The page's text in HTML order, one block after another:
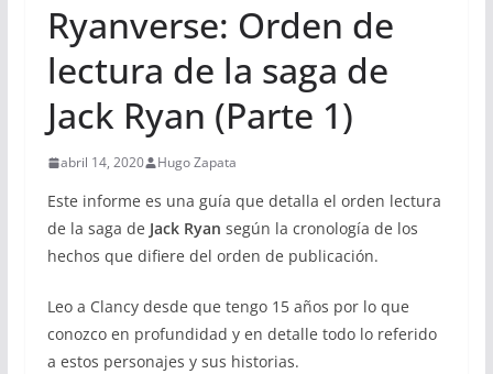
Ryanverse: Orden de
lectura de la saga de
Jack Ryan (Parte 1)
abril 14, 2020 Hugo Zapata
Este informe es una guía que detalla el orden lectura
de la saga de Jack Ryan según la cronología de los
hechos que difiere del orden de publicación.
Leo a Clancy desde que tengo 15 años por lo que
conozco en profundidad y en detalle todo lo referido
a estos personajes y sus historias.